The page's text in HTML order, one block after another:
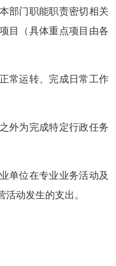
部门职能职责密切相关
目（具体重点项目由各
常运转、完成日常工作
外为完成特定行政任务
单位在专业业务活动及
动发生的支出。